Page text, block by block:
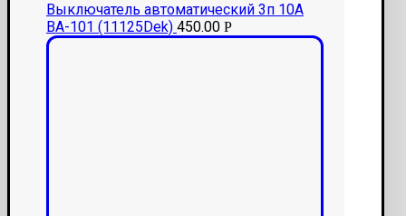
Выключатель автоматический 3п 10А
ВА-101 (11125Dek) 450.00 Р